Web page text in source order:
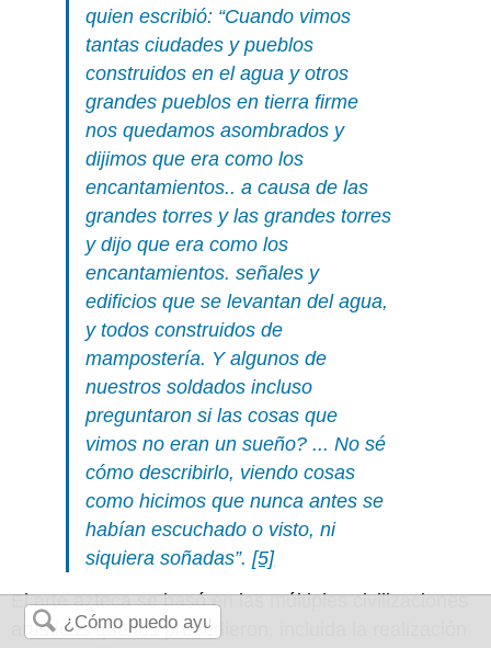
quien escribió: “Cuando vimos
tantas ciudades y pueblos
construidos en el agua y otros
grandes pueblos en tierra firme
nos quedamos asombrados y
dijimos que era como los
encantamientos.. a causa de las
grandes torres y las grandes torres
y dijo que era como los
encantamientos. señales y
edificios que se levantan del agua,
y todos construidos de
mampostería. Y algunos de
nuestros soldados incluso
preguntaron si las cosas que
vimos no eran un sueño? ... No sé
cómo describirlo, viendo cosas
como hicimos que nunca antes se
habían escuchado o visto, ni
siquiera soñadas”.[5]
El arte azteca se basó en las múltiples civilizaciones
artísticas que los precedieron, incluida la realización